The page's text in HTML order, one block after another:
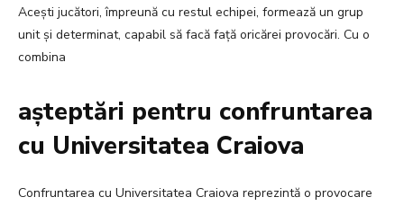
Acești jucători, împreună cu restul echipei, formează un grup
unit și determinat, capabil să facă față oricărei provocări. Cu o
combina
așteptări pentru confruntarea
cu Universitatea Craiova
Confruntarea cu Universitatea Craiova reprezintă o provocare